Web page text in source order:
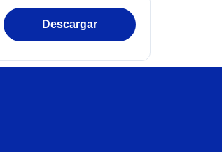
Descargar